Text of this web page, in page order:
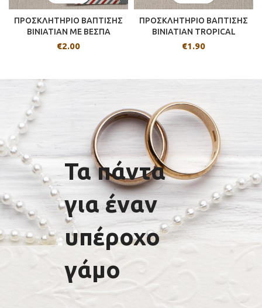
ΠΡΟΣΚΛΗΤΗΡΙΟ ΒΑΠΤΙΣΗΣ
BINIATIAN ME ΒΕΣΠΑ
€2.00
ΠΡΟΣΚΛΗΤΗΡΙΟ ΒΑΠΤΙΣΗΣ
BINIATIAN TROPICAL
€1.90
Τα πάντα
για έναν
υπέροχο
γάμο